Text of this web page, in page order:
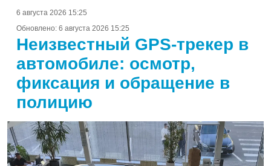
6 августа 2026 15:25
Обновлено: 6 августа 2026 15:25
Неизвестный GPS-трекер в
автомобиле: осмотр,
фиксация и обращение в
полицию